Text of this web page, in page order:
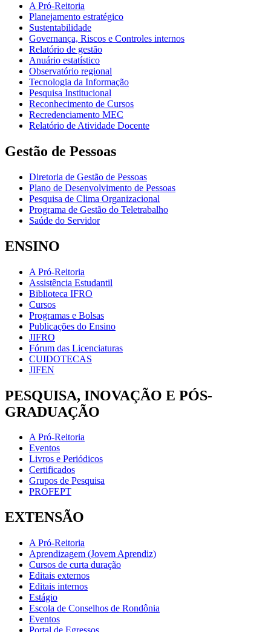
A Pró-Reitoria
Planejamento estratégico
Sustentabilidade
Governança, Riscos e Controles internos
Relatório de gestão
Anuário estatístico
Observatório regional
Tecnologia da Informação
Pesquisa Institucional
Reconhecimento de Cursos
Recredenciamento MEC
Relatório de Atividade Docente
Gestão de Pessoas
Diretoria de Gestão de Pessoas
Plano de Desenvolvimento de Pessoas
Pesquisa de Clima Organizacional
Programa de Gestão do Teletrabalho
Saúde do Servidor
ENSINO
A Pró-Reitoria
Assistência Estudantil
Biblioteca IFRO
Cursos
Programas e Bolsas
Publicações do Ensino
JIFRO
Fórum das Licenciaturas
CUIDOTECAS
JIFEN
PESQUISA, INOVAÇÃO E PÓS-
GRADUAÇÃO
A Pró-Reitoria
Eventos
Livros e Periódicos
Certificados
Grupos de Pesquisa
PROFEPT
EXTENSÃO
A Pró-Reitoria
Aprendizagem (Jovem Aprendiz)
Cursos de curta duração
Editais externos
Editais internos
Estágio
Escola de Conselhos de Rondônia
Eventos